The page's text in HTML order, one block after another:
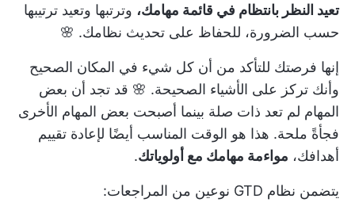
تعيد النظر بانتظام في قائمة مهامك، وترتبها وتعيد ترتيبها
حسب الضرورة، للحفاظ على تحديث نظامك. 🌸
إنها فرصتك للتأكد من أن كل شيء في المكان الصحيح
وأنك تركز على الأشياء الصحيحة. 🌸 قد تجد أن بعض
المهام لم تعد ذات صلة بينما أصبحت بعض المهام الأخرى
فجأةً ملحة. هذا هو الوقت المناسب أيضًا لإعادة تقييم
أهدافك، مواءمة مهامك مع أولوياتك.
يتضمن نظام GTD نوعين من المراجعات: